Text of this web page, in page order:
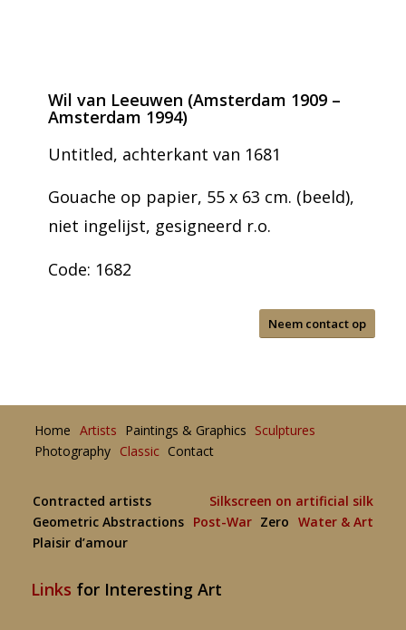
Wil van Leeuwen (Amsterdam 1909 –
Amsterdam 1994)
Untitled, achterkant van 1681
Gouache op papier, 55 x 63 cm. (beeld),
niet ingelijst, gesigneerd r.o.
Code: 1682
Neem contact op
Home Artists Paintings & Graphics Sculptures
Photography Classic Contact
Contracted artists
Silkscreen on artificial silk
Geometric Abstractions
Post-War Zero Water & Art
Plaisir d’amour
Links for Interesting Art